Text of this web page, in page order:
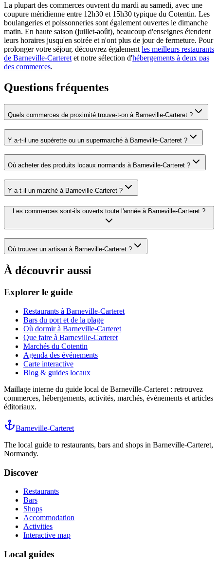
La plupart des commerces ouvrent du mardi au samedi, avec une
coupure méridienne entre 12h30 et 15h30 typique du Cotentin. Les
boulangeries et poissonneries sont également ouvertes le dimanche
matin. En haute saison (juillet-août), beaucoup d'enseignes étendent
leurs horaires jusqu'en soirée et n'ont plus de jour de fermeture. Pour
prolonger votre séjour, découvrez également les meilleurs restaurants
de Barneville-Carteret et notre sélection d'hébergements à deux pas
des commerces.
Questions fréquentes
Quels commerces de proximité trouve-t-on à Barneville-Carteret ?
Y a-t-il une supérette ou un supermarché à Barneville-Carteret ?
Où acheter des produits locaux normands à Barneville-Carteret ?
Y a-t-il un marché à Barneville-Carteret ?
Les commerces sont-ils ouverts toute l'année à Barneville-Carteret ?
Où trouver un artisan à Barneville-Carteret ?
À découvrir aussi
Explorer le guide
Restaurants à Barneville-Carteret
Bars du port et de la plage
Où dormir à Barneville-Carteret
Que faire à Barneville-Carteret
Marchés du Cotentin
Agenda des événements
Carte interactive
Blog & guides locaux
Maillage interne du guide local de Barneville-Carteret : retrouvez
commerces, hébergements, activités, marchés, événements et articles
éditoriaux.
Barneville-Carteret
The local guide to restaurants, bars and shops in Barneville-Carteret,
Normandy.
Discover
Restaurants
Bars
Shops
Accommodation
Activities
Interactive map
Local guides